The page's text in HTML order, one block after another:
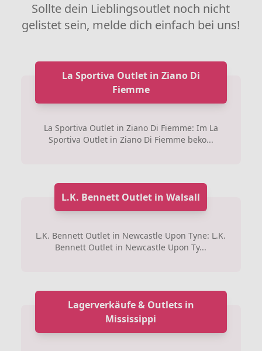
Sollte dein Lieblingsoutlet noch nicht
gelistet sein, melde dich einfach bei uns!
La Sportiva Outlet in Ziano Di
Fiemme
La Sportiva Outlet in Ziano Di Fiemme: Im La
Sportiva Outlet in Ziano Di Fiemme beko...
L.K. Bennett Outlet in Walsall
L.K. Bennett Outlet in Newcastle Upon Tyne: L.K.
Bennett Outlet in Newcastle Upon Ty...
Lagerverkäufe & Outlets in
Mississippi